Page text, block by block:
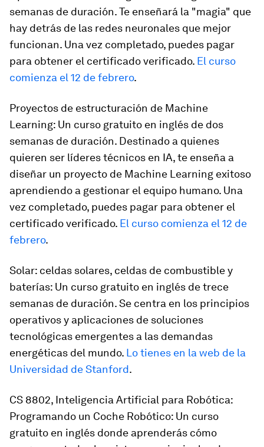
semanas de duración. Te enseñará la "magia" que
hay detrás de las redes neuronales que mejor
funcionan. Una vez completado, puedes pagar
para obtener el certificado verificado. El curso
comienza el 12 de febrero.
Proyectos de estructuración de Machine
Learning: Un curso gratuito en inglés de dos
semanas de duración. Destinado a quienes
quieren ser líderes técnicos en IA, te enseña a
diseñar un proyecto de Machine Learning exitoso
aprendiendo a gestionar el equipo humano. Una
vez completado, puedes pagar para obtener el
certificado verificado. El curso comienza el 12 de
febrero.
Solar: celdas solares, celdas de combustible y
baterías: Un curso gratuito en inglés de trece
semanas de duración. Se centra en los principios
operativos y aplicaciones de soluciones
tecnológicas emergentes a las demandas
energéticas del mundo. Lo tienes en la web de la
Universidad de Stanford.
CS 8802, Inteligencia Artificial para Robótica:
Programando un Coche Robótico: Un curso
gratuito en inglés donde aprenderás cómo